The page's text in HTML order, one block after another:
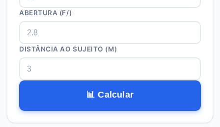
ABERTURA (F/)
DISTÂNCIA AO SUJEITO (M)
📊 Calcular